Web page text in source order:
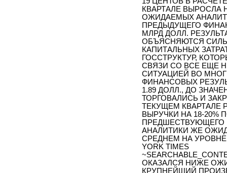
КВАРТАЛЕ ВЫРОСЛА
ОЖИДАЕМЫХ
ПРЕДЫДУЩЕГО
МЛРД ДОЛЛ.
ОБЪЯСНЯЮТСЯ
КАПИТАЛЬНЫХ
ГОССТРУКТУР,
СВЯЗИ СО ВСЕ ЕЩЕ
СИТУАЦИЕЙ ВО
ФИНАНСОВЫХ
1.89 ДОЛЛ., ДО
ТОРГОВАЛИСЬ И
ТЕКУЩЕМ КВАРТАЛЕ
ВЫРУЧКИ НА 18-
ПРЕДШЕСТВУЮЩЕГО
АНАЛИТИКИ ЖЕ
СРЕДНЕМ НА УРОВНЕ
YORK TIMES
ОКАЗАЛСЯ НИЖЕ
КРУПНЕЙШИЙ